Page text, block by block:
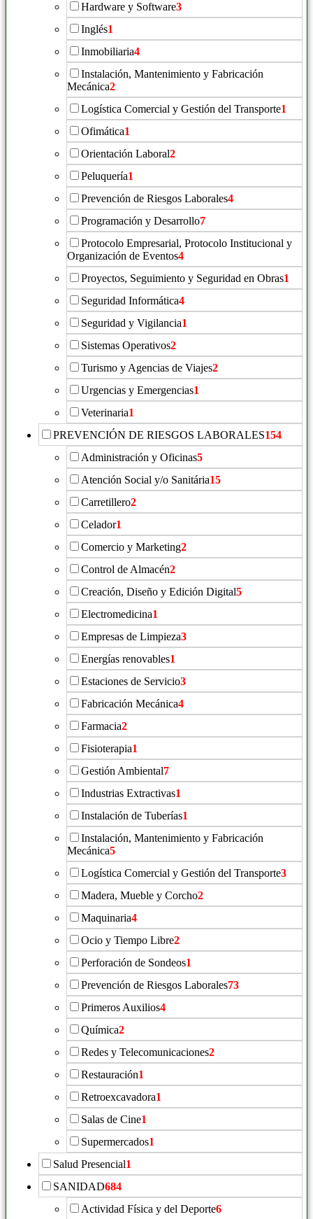
Hardware y Software3
Inglés1
Inmobiliaria4
Instalación, Mantenimiento y Fabricación
Mecánica2
Logística Comercial y Gestión del Transporte1
Ofimática1
Orientación Laboral2
Peluquería1
Prevención de Riesgos Laborales4
Programación y Desarrollo7
Protocolo Empresarial, Protocolo Institucional y
Organización de Eventos4
Proyectos, Seguimiento y Seguridad en Obras1
Seguridad Informática4
Seguridad y Vigilancia1
Sistemas Operativos2
Turismo y Agencias de Viajes2
Urgencias y Emergencias1
Veterinaria1
PREVENCIÓN DE RIESGOS LABORALES154
Administración y Oficinas5
Atención Social y/o Sanitária15
Carretillero2
Celador1
Comercio y Marketing2
Control de Almacén2
Creación, Diseño y Edición Digital5
Electromedicina1
Empresas de Limpieza3
Energías renovables1
Estaciones de Servicio3
Fabricación Mecánica4
Farmacia2
Fisioterapia1
Gestión Ambiental7
Industrias Extractivas1
Instalación de Tuberías1
Instalación, Mantenimiento y Fabricación
Mecánica5
Logística Comercial y Gestión del Transporte3
Madera, Mueble y Corcho2
Maquinaria4
Ocio y Tiempo Libre2
Perforación de Sondeos1
Prevención de Riesgos Laborales73
Primeros Auxilios4
Química2
Redes y Telecomunicaciones2
Restauración1
Retroexcavadora1
Salas de Cine1
Supermercados1
Salud Presencial1
SANIDAD684
Actividad Física y del Deporte6